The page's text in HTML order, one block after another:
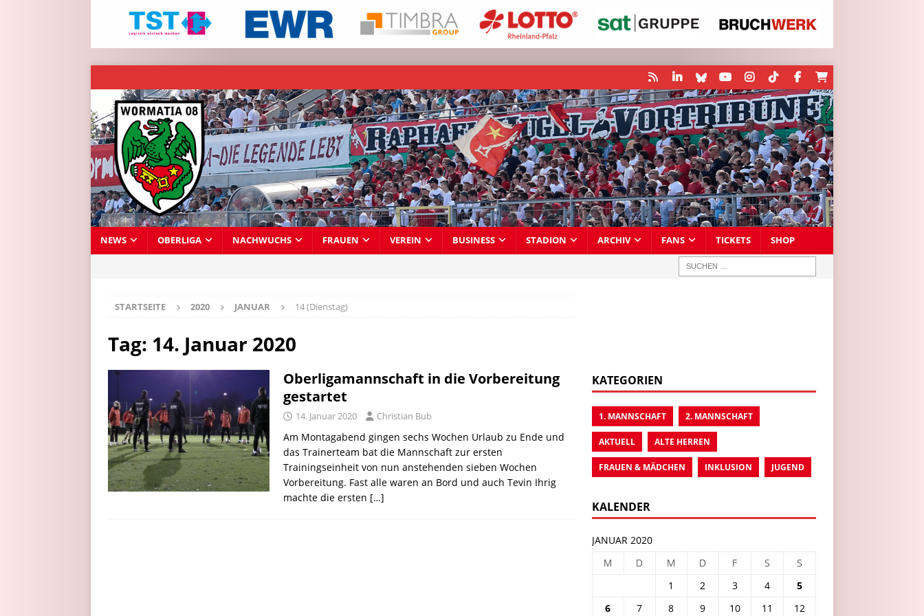
NEWS OBERLIGA NACHWUCHS FRAUEN VEREIN BUSINESS STADION ARCHIV FANS TICKETS SHOP
STARTSEITE 2020 JANUAR 14 (Dienstag)
Tag: 14. Januar 2020
Oberligamannschaft in die Vorbereitung
gestartet
14. Januar 2020 Christian Bub
Am Montagabend gingen sechs Wochen Urlaub zu Ende und
das Trainerteam bat die Mannschaft zur ersten
Trainingseinheit von nun anstehenden sieben Wochen
Vorbereitung. Fast alle waren an Bord und auch Tevin Ihrig
machte die ersten […]
KATEGORIEN
1. MANNSCHAFT 2. MANNSCHAFT
AKTUELL ALTE HERREN
FRAUEN & MÄDCHEN INKLUSION JUGEND
KALENDER
JANUAR 2020
M
D M D F S
S
1
2 3 4
5
6
7 8 9 10 11 12